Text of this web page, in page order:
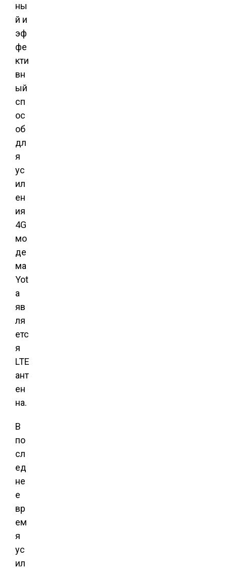
ны
й и
эф
фе
кти
вн
ый
сп
ос
об
дл
я
ус
ил
ен
ия
4G
мо
де
ма
Yot
a
яв
ля
етс
я
LTE
ант
ен
на.
В
по
сл
ед
не
е
вр
ем
я
ус
ил